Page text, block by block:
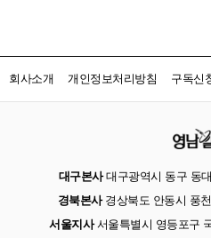
회사소개 개인정보처리방침 구독신
대구본사대구광역시 동구 동
경북본사경상북도 안동시 풍
서울지사서울특별시 영등포구